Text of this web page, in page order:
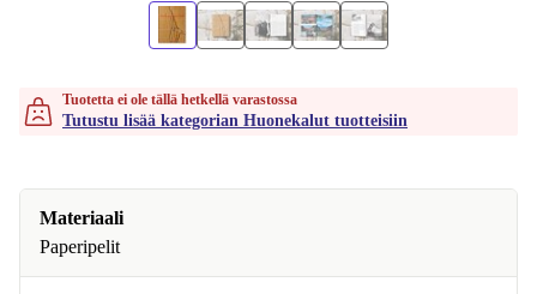
Tuotetta ei ole tällä hetkellä varastossa
Tutustu lisää kategorian Huonekalut tuotteisiin
Materiaali
Paperipelit